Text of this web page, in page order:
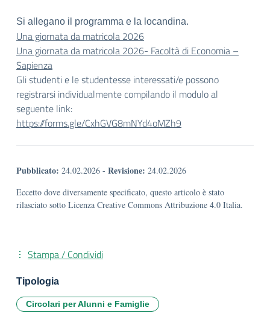
Si allegano il programma e la locandina.
Una giornata da matricola 2026
Una giornata da matricola 2026- Facoltà di Economia –
Sapienza
Gli studenti e le studentesse interessati/e possono
registrarsi individualmente compilando il modulo al
seguente link:
https://forms.gle/CxhGVG8mNYd4oMZh9
Pubblicato: 24.02.2026 - Revisione: 24.02.2026
Eccetto dove diversamente specificato, questo articolo è stato
rilasciato sotto Licenza Creative Commons Attribuzione 4.0 Italia.
Stampa / Condividi
Tipologia
Circolari per Alunni e Famiglie